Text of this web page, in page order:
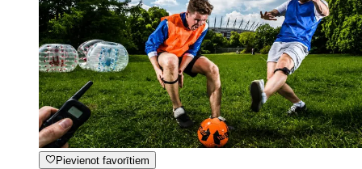
Pievienot favorītiem